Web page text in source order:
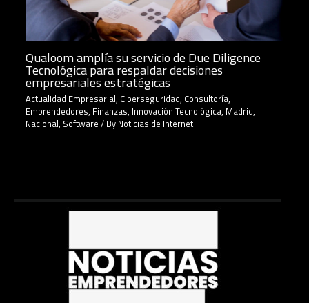
Qualoom amplía su servicio de Due Diligence
Tecnológica para respaldar decisiones
empresariales estratégicas
Actualidad Empresarial, Ciberseguridad, Consultoría,
Emprendedores, Finanzas, Innovación Tecnológica, Madrid,
Nacional, Software/ ByNoticias de Internet